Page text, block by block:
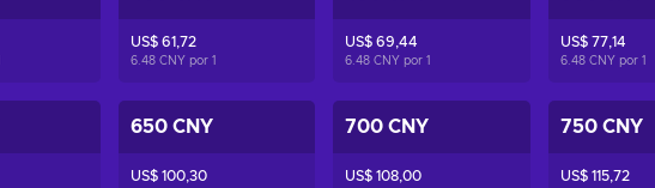
US$ 61,72
6.48 CNY por 1
US$ 69,44
6.48 CNY por1
US$ 77,14
6.48 CNY por1
650 CNY
US$ 100,30
700 CNY
US$ 108,00
750 CNY
US$ 115,72